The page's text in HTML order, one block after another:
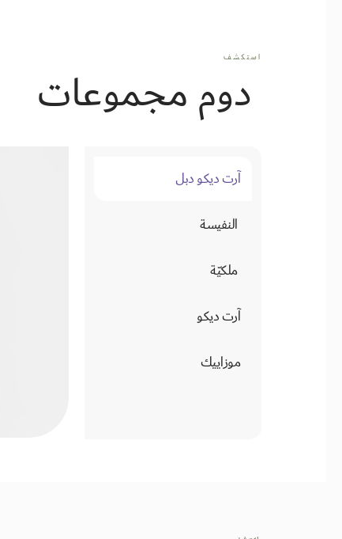
استكشف
دوم مجموعات
آرت ديكو دبل
النفيسة
ملكيّة
آرت ديكو
موزاييك